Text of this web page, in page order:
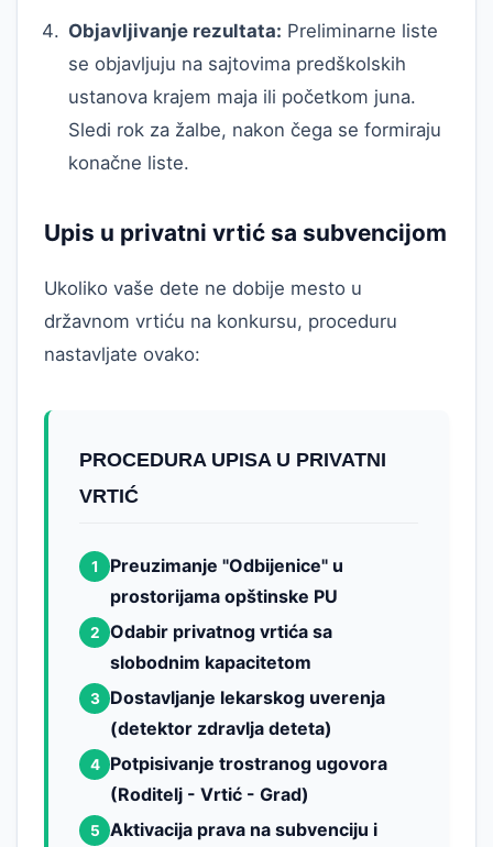
Objavljivanje rezultata: Preliminarne liste
se objavljuju na sajtovima predškolskih
ustanova krajem maja ili početkom juna.
Sledi rok za žalbe, nakon čega se formiraju
konačne liste.
Upis u privatni vrtić sa subvencijom
Ukoliko vaše dete ne dobije mesto u
državnom vrtiću na konkursu, proceduru
nastavljate ovako:
PROCEDURA UPISA U PRIVATNI
VRTIĆ
1
Preuzimanje "Odbijenice" u
prostorijama opštinske PU
2
Odabir privatnog vrtića sa
slobodnim kapacitetom
3
Dostavljanje lekarskog uverenja
(detektor zdravlja deteta)
4
Potpisivanje trostranog ugovora
(Roditelj - Vrtić - Grad)
5
Aktivacija prava na subvenciju i